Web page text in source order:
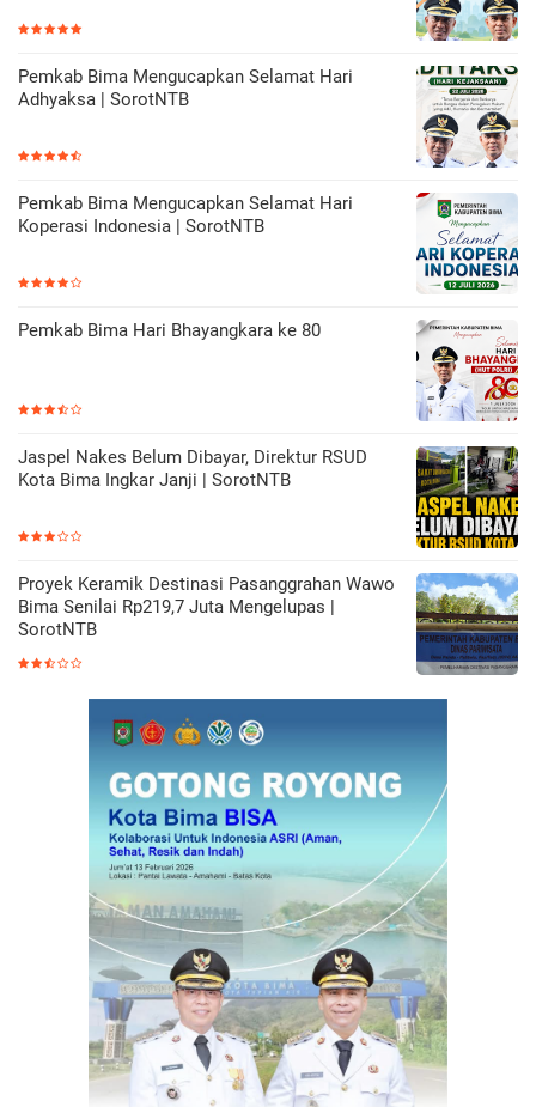
Pemkab Bima Mengucapkan Selamat Hari
Adhyaksa | SorotNTB
Pemkab Bima Mengucapkan Selamat Hari
Koperasi Indonesia | SorotNTB
Pemkab Bima Hari Bhayangkara ke 80
Jaspel Nakes Belum Dibayar, Direktur RSUD
Kota Bima Ingkar Janji | SorotNTB
Proyek Keramik Destinasi Pasanggrahan Wawo
Bima Senilai Rp219,7 Juta Mengelupas |
SorotNTB